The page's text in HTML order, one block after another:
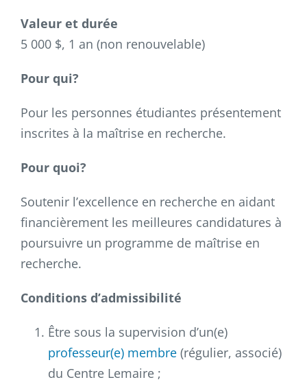
Valeur et durée
5 000 $, 1 an (non renouvelable)
Pour qui?
Pour les personnes étudiantes présentement
inscrites à la maîtrise en recherche.
Pour quoi?
Soutenir l’excellence en recherche en aidant
financièrement les meilleures candidatures à
poursuivre un programme de maîtrise en
recherche.
Conditions d’admissibilité
Être sous la supervision d’un(e)
professeur(e) membre (régulier, associé)
du Centre Lemaire ;